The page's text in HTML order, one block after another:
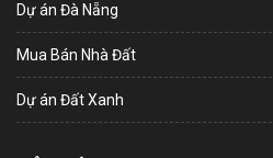
Dự án Đà Nẵng
Mua Bán Nhà Đất
Dự án Đất Xanh